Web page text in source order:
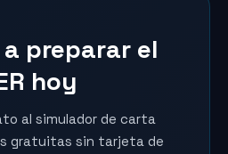
a preparar el
hoy
al simulador de carta
gratuitas sin tarjeta de